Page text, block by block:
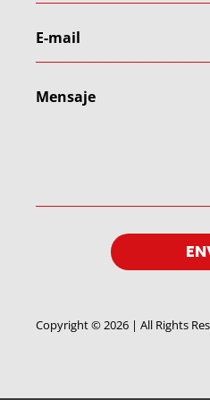
Copyright © 2026 | All Rights